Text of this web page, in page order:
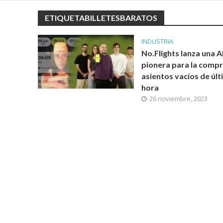
ETIQUETABILLETESBARATOS
INDUSTRIA
No.Flights lanza una
pionera para la
asientos vacíos de
hora
26 noviembre, 2023